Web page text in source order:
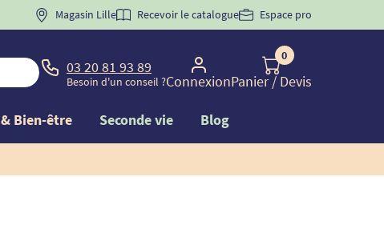
BIENVENUE" pourla 1ère commande d'incontinence
Magasin Lille Recevoir le catalogue Espace pro
03 20 81 93 89
Besoin d'un conseil ?Connexion
0
Panier/ Devis
Bien-être Seconde vie Blog